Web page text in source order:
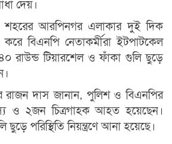
দেয়।
শহরের আরপিনগর এলাকার দুই দিক
বিএনপি নেতাকর্মীরা ইটপাটকেল
রাউন্ড টিয়ারশেল ও ফাঁকা গুলি ছুড়ে
রাজন দাস জানান, পুলিশ ও বিএনপির
ও ২জন চিত্রগাহক আহত হয়েছেন।
পরিস্থিতি নিয়ন্ত্রণে আনা হয়েছে।